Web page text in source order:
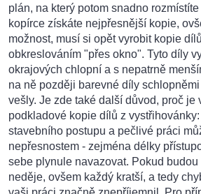
plán, na který potom snadno
kopírce získáte nejpřesnější kopie,
možnost, musí si opět vyrobit kopie
obkreslováním "přes okno". Tyto díly
okrajových chlopní a s nepatrně
na ně později barevné díly
vešly. Je zde také další důvod, proč je
podkladové kopie dílů z
stavebního postupu a pečlivé práci
nepřesnostem - zejména délky
sebe plynule navazovat. Pokud
neděje, ovšem každý kratší, a tedy